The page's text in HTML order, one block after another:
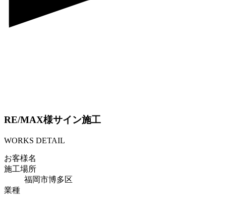
RE/MAX様サイン施工
WORKS DETAIL
お客様名
施工場所
福岡市博多区
業種